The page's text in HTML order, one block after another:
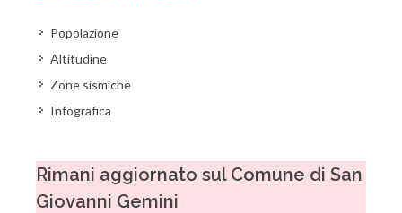
Popolazione
Altitudine
Zone sismiche
Infografica
Rimani aggiornato sul Comune di San
Giovanni Gemini